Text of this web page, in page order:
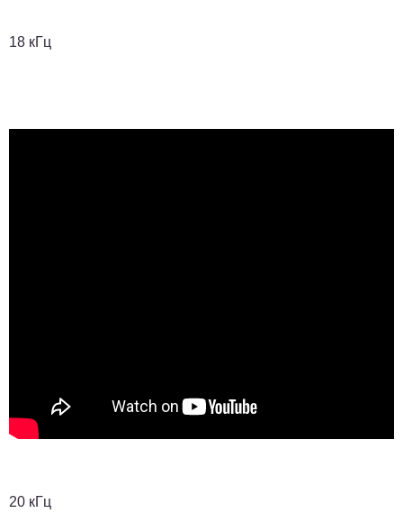
18 кГц
20 кГц